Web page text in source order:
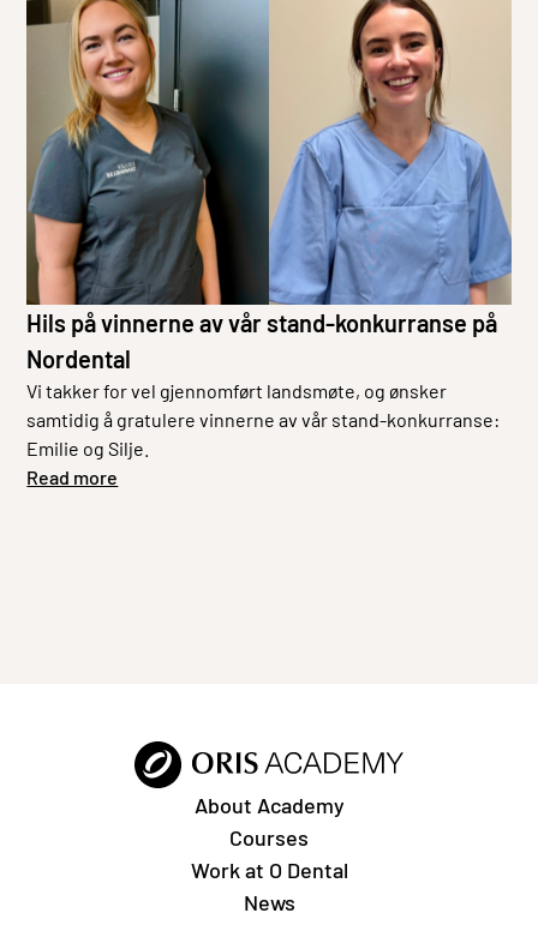
Hils på vinnerne av vår stand-konkurranse på
Nordental
Vi takker for vel gjennomført landsmøte, og ønsker
samtidig å gratulere vinnerne av vår stand-konkurranse:
Emilie og Silje.
Read more
About Academy
Courses
Work at O Dental
News